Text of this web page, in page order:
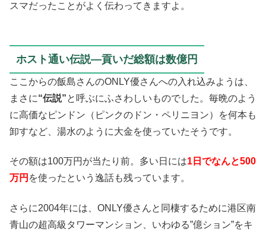
スマだったことがよく伝わってきますよ。
ホスト通い伝説—貢いだ総額は数億円
ここからの飯島さんのONLY優さんへの入れ込みようは、
まさに“伝説”と呼ぶにふさわしいものでした。毎晩のよう
に高価なピンドン（ピンクのドン・ペリニヨン）を何本も
卸すなど、湯水のように大金を使っていたそうです。
その額は100万円が当たり前。多い日には1日でなんと500
万円 を使ったという逸話も残っています。
さらに2004年には、ONLY優さんと同棲するために港区南
青山の超高級タワーマンション、いわゆる”億ション”をキ